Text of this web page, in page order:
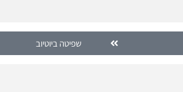
שפיטה ביוטיוב